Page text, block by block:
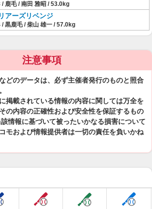
/ 鹿毛 / 南田 雅昭 / 53.0kg
アーズリベンジ
/ 黒鹿毛 / 柴山 雄一 / 57.0kg
注意事項
どのデータは、必ず主催者発行のものと照合
掲載されている情報の内容に関しては万全を
の内容の正確性および安全性を保証するもの
情報に基づいて被ったいかなる損害について
モおよび情報提供者は一切の責任を負いかね